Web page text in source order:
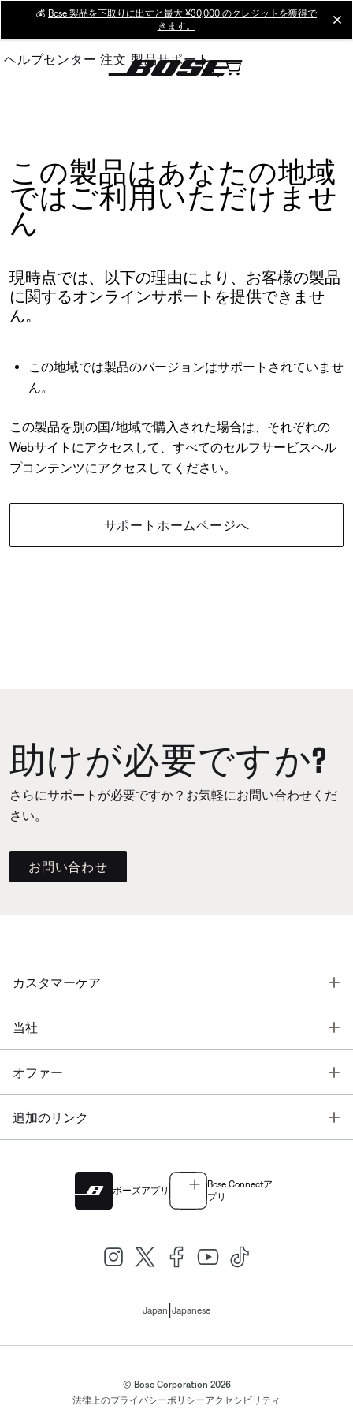
Main
💰 Bose 製品を下取りに出すと最大 ¥30,000 のクレジットを獲得で
きます。
ヘルプセンター 注文 製品サポート
この製品はあなたの地域
ではご利用いただけませ
ん
現時点では、以下の理由により、お客様の製品
に関するオンラインサポートを提供できませ
ん。
この地域では製品のバージョンはサポートされていませ
ん。
この製品を別の国/地域で購入された場合は、それぞれの
Webサイトにアクセスして、すべてのセルフサービスヘル
プコンテンツにアクセスしてください。
サポートホームページへ
助けが必要ですか?
さらにサポートが必要ですか？お気軽にお問い合わせくだ
さい。
お問い合わせ
カスタマーケア
当社
オファー
追加のリンク
ボーズアプリ
Bose Connectア
プリ
Japan Japanese
© Bose Corporation 2026
法律上のプライバシーポリシーアクセシビリティ